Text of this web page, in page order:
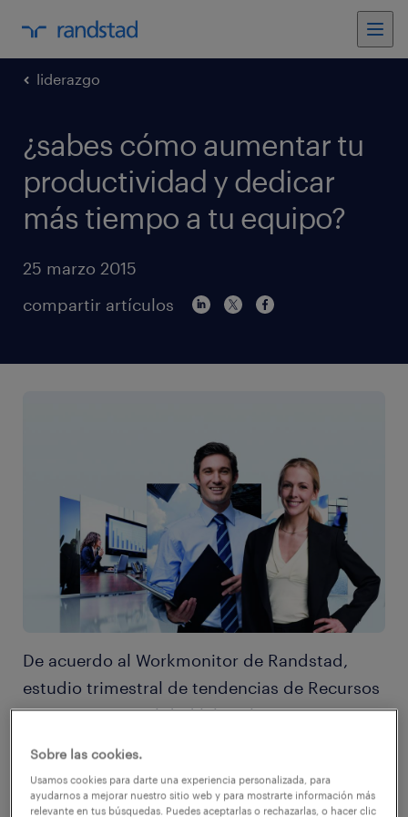
liderazgo
¿sabes cómo aumentar tu
productividad y dedicar
más tiempo a tu equipo?
25 marzo 2015
compartir artículos
De acuerdo al Workmonitor de Randstad,
estudio trimestral de tendencias de Recursos
Humanos y movilidad laboral, cerca
fuera de la jornada laboral y más de la mitad
Sobre las cookies.
Usamos cookies para darte una experiencia personalizada, para
ayudarnos a mejorar nuestro sitio web y para mostrarte información más
relevante en tus búsquedas. Puedes aceptarlas o rechazarlas, o hacer clic